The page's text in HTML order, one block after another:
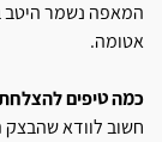
המאפה נשמר היטב
אטומה.
כמה טיפים
חשוב לוודא שהבצק